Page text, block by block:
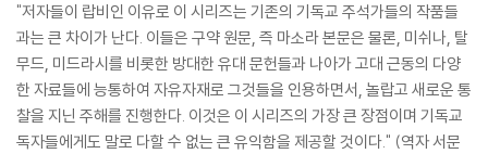
"저자들이 랍비인 이유로 이 시리즈는 기존의 기독교 주석가들의 작품들
과는 큰 차이가 난다. 이들은 구약 원문, 즉 마소라 본문은 물론, 미쉬나, 탈
무드, 미드라시를 비롯한 방대한 유대 문헌들과 나아가 고대 근동의 다양
한 자료들에 능통하여 자유자재로 그것들을 인용하면서, 놀랍고 새로운 통
찰을 지닌 주해를 진행한다. 이것은 이 시리즈의 가장 큰 장점이며 기독교
독자들에게도 말로 다할 수 없는 큰 유익함을 제공할 것이다." (역자 서문